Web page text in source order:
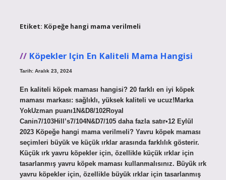
Etiket: Köpeğe hangi mama verilmeli
Köpekler Için En Kaliteli Mama Hangisi
Tarih: Aralık 23, 2024
En kaliteli köpek maması hangisi? 20 farklı en iyi köpek
maması markası: sağlıklı, yüksek kaliteli ve ucuz!Marka
YokUzman puanı1N&D8/102Royal
Canin7/103Hill’s7/104N&D7/105 daha fazla satır•12 Eylül
2023 Köpeğe hangi mama verilmeli? Yavru köpek maması
seçimleri büyük ve küçük ırklar arasında farklılık gösterir.
Küçük ırk yavru köpekler için, özellikle küçük ırklar için
tasarlanmış yavru köpek maması kullanmalısınız. Büyük ırk
yavru köpekler için, özellikle büyük ırklar için tasarlanmış